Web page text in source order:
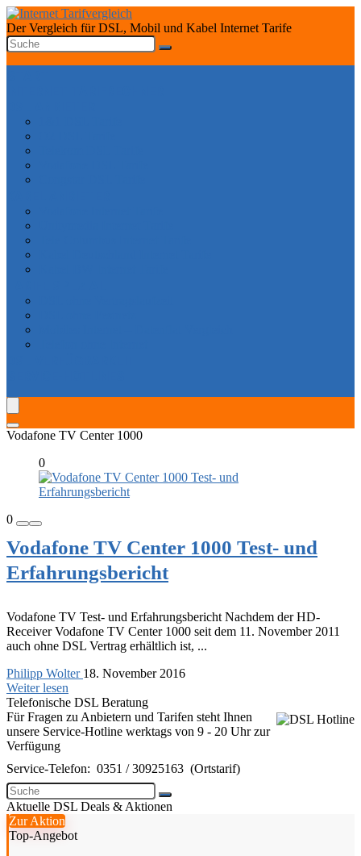
Der Vergleich für DSL, Mobil und Kabel Internet Tarife
Vodafone TV Center 1000
0
0
Vodafone TV Center 1000 Test- und
Erfahrungsbericht
Vodafone TV Test- und Erfahrungsbericht Nachdem der HD-
Receiver Vodafone TV Center 1000 seit dem 11. November 2011
auch ohne DSL Vertrag erhältlich ist, ...
Philipp Wolter 18. November 2016
Weiter lesen
Telefonische DSL Beratung
Für Fragen zu Anbietern und Tarifen steht Ihnen
unsere Service-Hotline werktags von 9 - 20 Uhr zur
Verfügung
Service-Telefon: 0351 / 30925163 (Ortstarif)
Aktuelle DSL Deals & Aktionen
Zur Aktion
Top-Angebot